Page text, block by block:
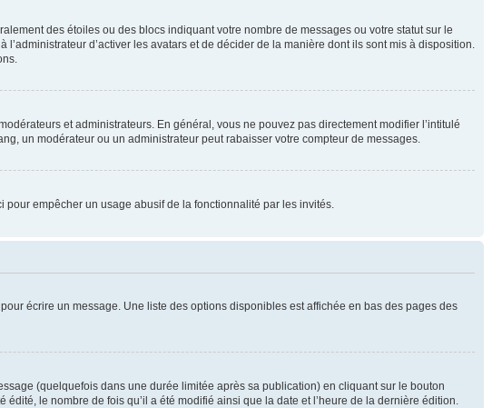
des étoiles ou des blocs indiquant votre nombre de messages ou votre statut sur le
d’activer les avatars et de décider de la manière dont ils sont mis à disposition.
et administrateurs. En général, vous ne pouvez pas directement modifier l’intitulé
un modérateur ou un administrateur peut rabaisser votre compteur de messages.
pour empêcher un usage abusif de la fonctionnalité par les invités.
écrire un message. Une liste des options disponibles est affichée en bas des pages des
(quelquefois dans une durée limitée après sa publication) en cliquant sur le bouton
le nombre de fois qu’il a été modifié ainsi que la date et l’heure de la dernière édition.